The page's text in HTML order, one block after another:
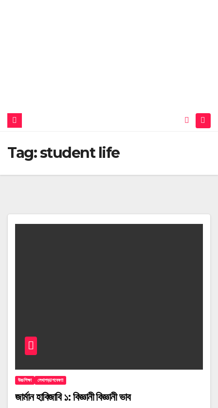
Tag:student life
উচ্চশিক্ষা লেখাপড়া/গবেষণা
জার্মান হাবিজাবি ১: বিজ্ঞানী বিজ্ঞানী ভাব